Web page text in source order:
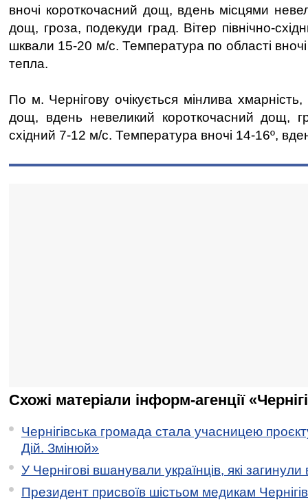
вночі короткочасний дощ, вдень місцями
дощ, гроза, подекуди град. Вітер північно-
шквали 15-20 м/с. Температура по області
тепла.
По м. Чернігову очікується мінлива хмарність,
дощ, вдень невеликий короткочасний дощ,
східний 7-12 м/с. Температура вночі 14-16º,
Схожі матеріали інформ-агенції
Чернігівська громада стала учасницею
Дій. Змінюй»
У Чернігові вшанували українців, які загинули
Президент присвоїв шістьом медикам